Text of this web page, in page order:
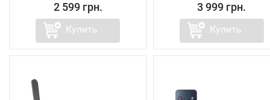
2 599 грн.
Купить
3 999 грн.
Купить